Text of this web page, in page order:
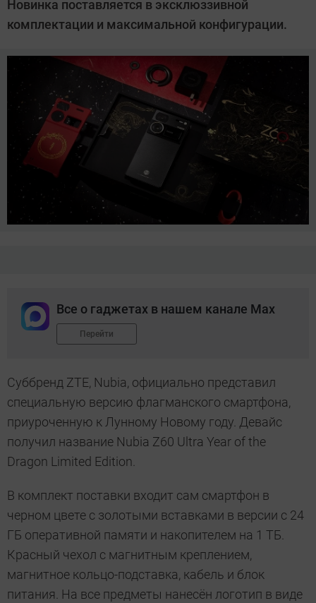
Довлатова
Новинка поставляется в эксклюззивной
комплектации и максимальной конфигурации.
Все о гаджетах в нашем канале Max
Перейти
Суббренд ZTE, Nubia, официально представил
специальную версию флагманского смартфона,
приуроченную к Лунному Новому году. Девайс
получил название Nubia Z60 Ultra Year of the
Dragon Limited Edition.
В комплект поставки входит сам смартфон в
черном цвете с золотыми вставками в версии с 24
ГБ оперативной памяти и накопителем на 1 ТБ.
Красный чехол с магнитным креплением,
магнитное кольцо-подставка, кабель и блок
питания. На все предметы нанесён логотип в виде